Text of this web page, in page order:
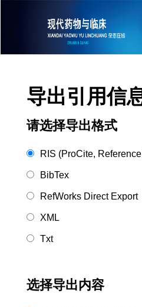
导出引用信
请选择导出格式
RIS (ProCite,
BibTex
RefWorks Direct Export
XML
Txt
选择导出内容